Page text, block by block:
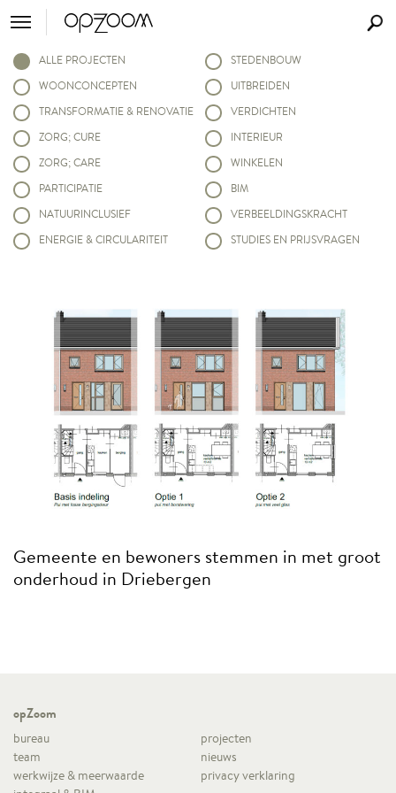
ALLE PROJECTEN
WOONCONCEPTEN
TRANSFORMATIE & RENOVATIE
ZORG; CURE
ZORG; CARE
PARTICIPATIE
NATUURINCLUSIEF
ENERGIE & CIRCULARITEIT
STEDENBOUW
UITBREIDEN
VERDICHTEN
INTERIEUR
WINKELEN
BIM
VERBEELDINGSKRACHT
STUDIES EN PRIJSVRAGEN
Gemeente en bewoners stemmen in met groot
onderhoud in Driebergen
opZoom
bureau
projecten
team
nieuws
werkwijze & meerwaarde
privacy verklaring